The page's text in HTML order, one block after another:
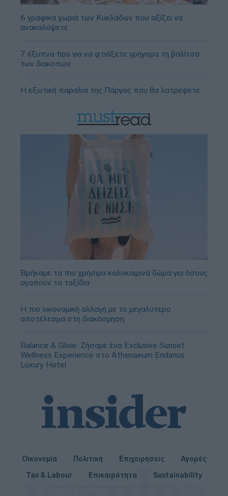
6 γραφικά χωριά των Κυκλάδων που αξίζει να
ανακαλύψετε
7 έξυπνα tips για να φτιάξετε γρήγορα τη βαλίτσα
των διακοπών
Η εξωτική παραλία της Πάργας που θα λατρέψετε
Βρήκαμε τα πιο χρήσιμα καλοκαιρινά δώρα για όσους
αγαπούν τα ταξίδια
Η πιο οικονομική αλλαγή με το μεγαλύτερο
αποτέλεσμα στη διακόσμηση
Balance & Glow: Ζήσαμε ένα Exclusive Sunset
Wellness Experience στο Athenaeum Eridanus
Luxury Hotel
Οικονομία Πολιτική Επιχειρήσεις
Αγορές
Tax & Labour
Επικαιρότητα Sustainability